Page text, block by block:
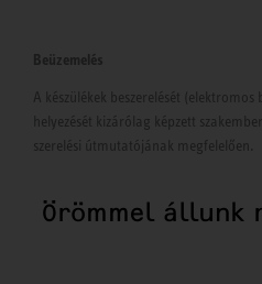
Beüzemelés
A készülékek beszerelését (elektromos
helyezését kizárólag képzett
szerelési útmutatójának megfelelően.
Örömmel állunk